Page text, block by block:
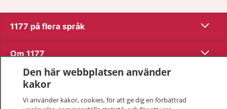
1177 på flera språk Visa
Om 1177 Visa
Kontakt
Den här webbplatsen använder
kakor
Vi använder kakor, cookies, för att ge dig en förbättrad